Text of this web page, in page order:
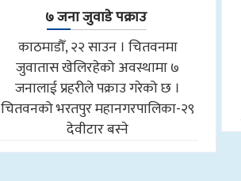
७ जना जुवाडे पक्राउ
काठमाडौँ, २२ साउन । चितवनमा
जुवातास खेलिरहेको अवस्थामा ७
जनालाई प्रहरीले पक्राउ गरेको छ ।
चितवनको भरतपुर महानगरपालिका-२९
देवीटार बस्ने